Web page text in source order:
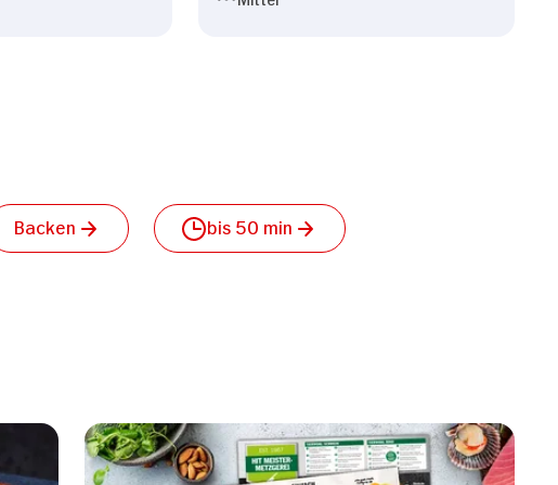
Backen bis 50 min